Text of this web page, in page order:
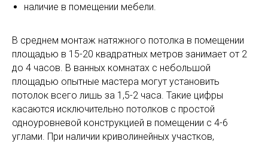
наличие в помещении мебели.
В среднем монтаж натяжного потолка в помещении
площадью в 15-20 квадратных метров занимает от 2
до 4 часов. В ванных комнатах с небольшой
площадью опытные мастера могут установить
потолок всего лишь за 1,5-2 часа. Такие цифры
касаются исключительно потолков с простой
одноуровневой конструкцией в помещении с 4-6
углами. При наличии криволинейных участков,